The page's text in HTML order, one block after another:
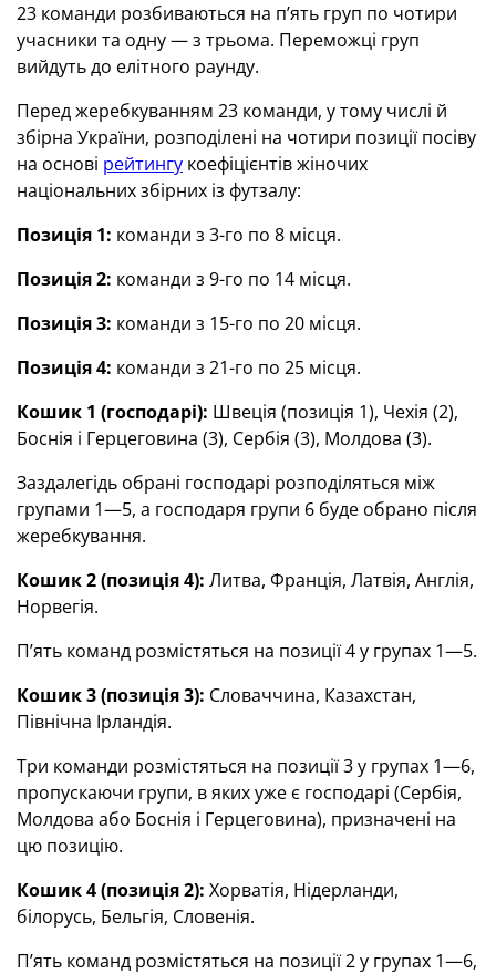
23 команди розбиваються на п’ять груп по чотири
учасники та одну — з трьома. Переможці груп
вийдуть до елітного раунду.
Перед жеребкуванням 23 команди, у тому числі й
збірна України, розподілені на чотири позиції посіву
на основі рейтингу коефіцієнтів жіночих
національних збірних із футзалу:
Позиція 1: команди з 3-го по 8 місця.
Позиція 2: команди з 9-го по 14 місця.
Позиція 3: команди з 15-го по 20 місця.
Позиція 4: команди з 21-го по 25 місця.
Кошик 1 (господарі): Швеція (позиція 1), Чехія (2),
Боснія і Герцеговина (3), Сербія (3), Молдова (3).
Заздалегідь обрані господарі розподіляться між
групами 1—5, а господаря групи 6 буде обрано після
жеребкування.
Кошик 2 (позиція 4): Литва, Франція, Латвія, Англія,
Норвегія.
П’ять команд розмістяться на позиції 4 у групах 1—5.
Кошик 3 (позиція 3): Словаччина, Казахстан,
Північна Ірландія.
Три команди розмістяться на позиції 3 у групах 1—6,
пропускаючи групи, в яких уже є господарі (Сербія,
Молдова або Боснія і Герцеговина), призначені на
цю позицію.
Кошик 4 (позиція 2): Хорватія, Нідерланди,
білорусь, Бельгія, Словенія.
П’ять команд розмістяться на позиції 2 у групах 1—6,